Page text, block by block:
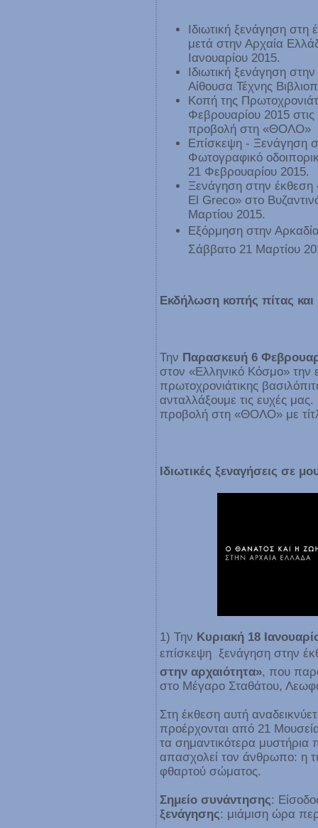
Ιδιωτική ξενάγηση
μετά στην Αρχαία
Ιανουαρίου 2015.
Ιδιωτική ξενάγηση
Αίθουσα Τέχνης
Κοπή της
Φεβρουαρίου 2015
προβολή στη «ΘΟΛΟ»
Επίσκεψη - Ξενάγηση
Φωτογραφικό
21 Φεβρουαρίου 2015.
Ξενάγηση στην έκθεση
El Greco» στο
Μαρτίου 2015.
Εξόρμηση στην
Σάββατο 21 Μαρτίου
Εκδήλωση κοπής πίτας
Την Παρασκευή 6
στον «Ελληνικό Κόσμο» την
πρωτοχρονιάτικης
ανταλλάξουμε τις ευχές
προβολή στη «ΘΟΛΟ» με
Ιδιωτικές ξεναγήσεις σε
1) Την Κυριακή 18
επίσκεψη  ξενάγηση στην
στην αρχαιότητα», που
στο Μέγαρο Σταθάτου,
Στη έκθεση αυτή
προέρχονται από 21
τα σημαντικότερα
απασχολεί τον άνθρωπο: η
φθαρτού σώματος.
Σημείο συνάντησης:
ξενάγησης: μιάμιση ώρα